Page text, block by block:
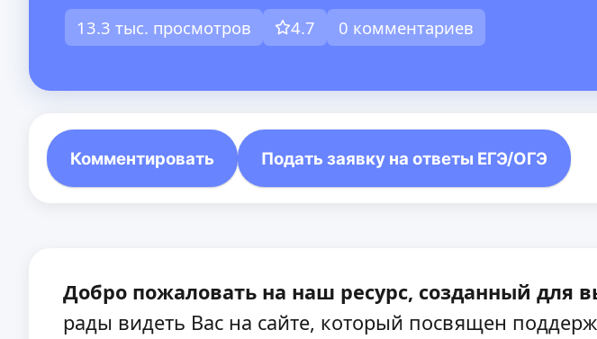
13.3 тыс. просмотров 4.7 0 комментариев
Комментировать Подать заявку на ответы ЕГЭ/ОГЭ
Добро пожаловать на наш ресурс, созданный для
рады видеть Вас на сайте, который посвящен